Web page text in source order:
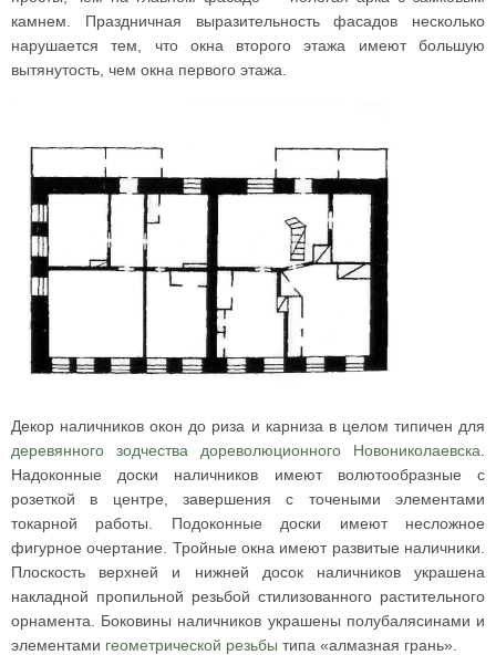
камнем. Праздничная выразительность фасадов несколько
нарушается тем, что окна второго этажа имеют большую
вытянутость, чем окна первого этажа.
Декор наличников окон до риза и карниза в целом типичен для
деревянного зодчества дореволюционного Новониколаевска
Надоконные доски наличников имеют волютообразные с
розеткой в центре, завершения с точеными элементами
токарной работы. Подоконные доски имеют несложное
фигурное очертание. Тройные окна имеют развитые наличники.
Плоскость верхней и нижней досок наличников украшена
накладной пропильной резьбой стилизованного растительного
орнамента. Боковины наличников украшены полубалясинами и
элементами геометрической резьбы типа «алмазная грань».